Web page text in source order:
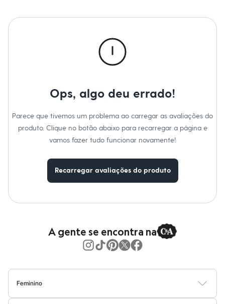
Saídas de praia
Personagens
Shorts e Saias
Em alta
Dia dos Pais
Camisetas e Regatas
Casacos e Jaquetas
Bolsas e Mochilas
Óculos
Relógios
Botas
Altura: 176cm / Busto: 83cm / Cintura: 63cm / Quadril: 94cm.
100% algodão
Cuidados com a peca:
Ops, algo deu errado!
Parece que tivemos um problema ao carregar as avaliações do
produto. Clique no botão abaixo para recarregar a página e
vamos fazer tudo funcionar novamente!
Recarregar avaliações do produto
A gente se encontra na
Feminino
BlusasCalçasVestidosSaiasCasacosModa PraiaModa Íntima